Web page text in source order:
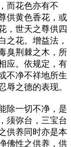
而花色亦有不
供黄色香花，或
，世天之尊供四
之花。增益法，
臭荆棘之木，所
应。依规定，有
不净不祥地所生
辱之德的表现。
除一切不净，是
须弥台，三宝台
供养同时亦是本
佛性之供养，供